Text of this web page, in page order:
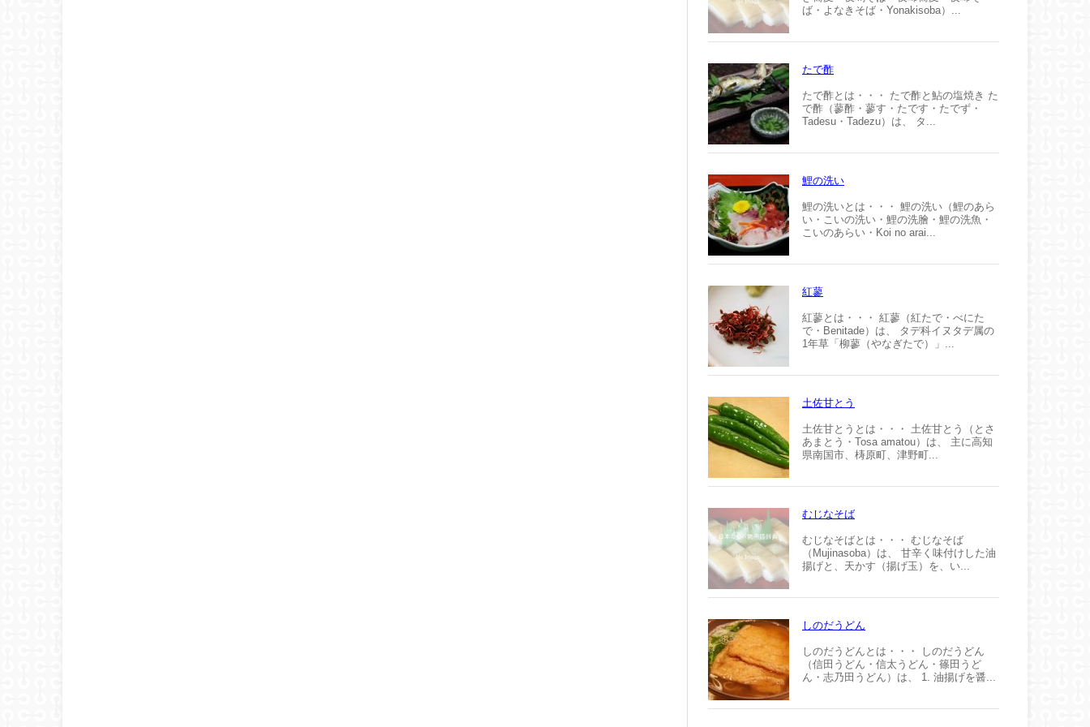
ば・よなきそば・Yonakisoba）...
たで酢
たで酢とは・・・ たで酢と鮎の塩焼き た
で酢（蓼酢・蓼す・たです・たでず・
Tadesu・Tadezu）は、 タ...
鯉の洗い
鯉の洗いとは・・・ 鯉の洗い（鯉のあら
い・こいの洗い・鯉の洗膾・鯉の洗魚・
こいのあらい・Koi no arai...
紅蓼
紅蓼とは・・・ 紅蓼（紅たで・べにた
で・Benitade）は、 タデ科イヌタデ属の
1年草「柳蓼（やなぎたで）」...
土佐甘とう
土佐甘とうとは・・・ 土佐甘とう（とさ
あまとう・Tosa amatou）は、 主に高知
県南国市、梼原町、津野町...
むじなそば
むじなそばとは・・・ むじなそば
（Mujinasoba）は、 甘辛く味付けした油
揚げと、天かす（揚げ玉）を、い...
しのだうどん
しのだうどんとは・・・ しのだうどん
（信田うどん・信太うどん・篠田うど
ん・志乃田うどん）は、 1. 油揚げを醤...